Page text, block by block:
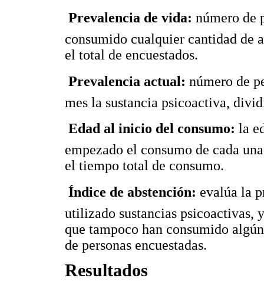
Prevalencia de vida: número de
consumido cualquier cantidad de
el total de encuestados.
Prevalencia actual: número de
mes la sustancia psicoactiva,
Edad al inicio del consumo: la
empezado el consumo de cada
el tiempo total de consumo.
Índice de abstención: evalúa la
utilizado sustancias psicoactivas,
que tampoco han consumido
de personas encuestadas.
Resultados